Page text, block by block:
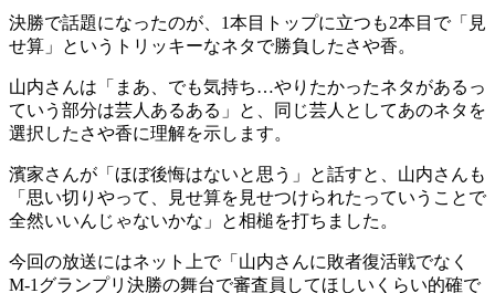
決勝で話題になったのが、1本目トップに立つも2本目で「見
せ算」というトリッキーなネタで勝負したさや香。
山内さんは「まあ、でも気持ち…やりたかったネタがあるっ
ていう部分は芸人あるある」と、同じ芸人としてあのネタを
選択したさや香に理解を示します。
濱家さんが「ほぼ後悔はないと思う」と話すと、山内さんも
「思い切りやって、見せ算を見せつけられたっていうことで
全然いいんじゃないかな」と相槌を打ちました。
今回の放送にはネット上で「山内さんに敗者復活戦でなく
M-1グランプリ決勝の舞台で審査員してほしいくらい的確で